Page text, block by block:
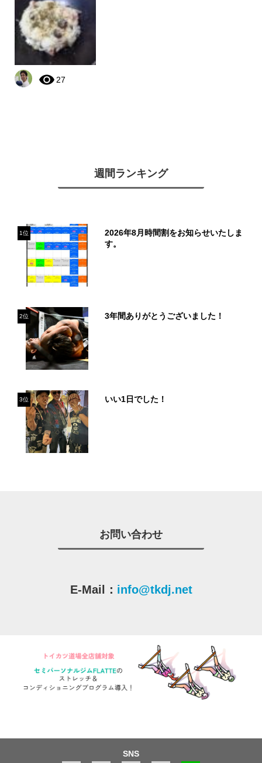
27
週間ランキング
1位
2026年8月時間割をお知らせいたしま
す。
2位 3年間ありがとうございました！
3位 いい1日でした！
お問い合わせ
E-Mail： info@tkdj.net
SNS